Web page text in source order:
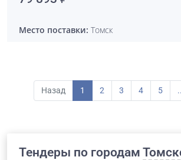
Место поставки: Томск
Назад 1 2 3 4 5
Тендеры по городам